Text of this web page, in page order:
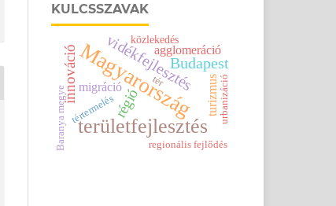
KULCSSZAVAK
Magyarország
területfejlesztés
vidékfejlesztésBudapest
innováció régió
migráció
agglomeráció
turizmus
közlekedés
regionális fejlődés
urbanizáció
Baranya megye
tér
tértermelés